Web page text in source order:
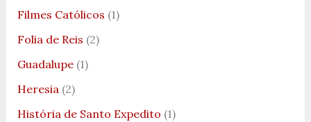
Filmes Católicos (1)
Folia de Reis (2)
Guadalupe(1)
Heresia(2)
História de Santo Expedito (1)